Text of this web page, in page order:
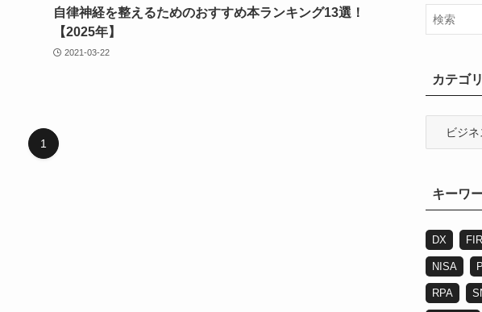
自律神経を整えるためのおすすめ本ランキング13選！
【2025年】
2021-03-22
1
カテゴリ
キーワ
DX
NISA
RPA